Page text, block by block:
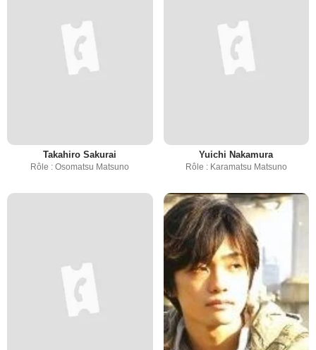
Takahiro Sakurai
Rôle : Osomatsu Matsuno
Yuichi Nakamura
Rôle : Karamatsu Matsuno